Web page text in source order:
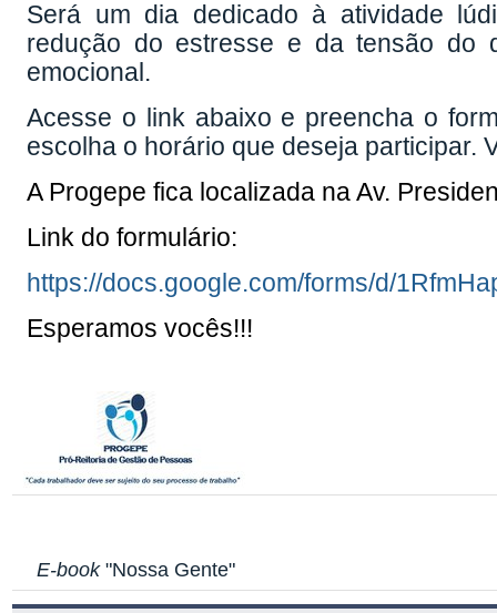
Será um dia dedicado à atividade
redução do estresse e da tensão do
emocional.
Acesse o link abaixo e preencha o
escolha o horário que deseja participar.
A Progepe fica localizada na Av.
Link do formulário:
https://docs.google.com/forms/d/
Esperamos vocês!!!
E-book"Nossa Gente"